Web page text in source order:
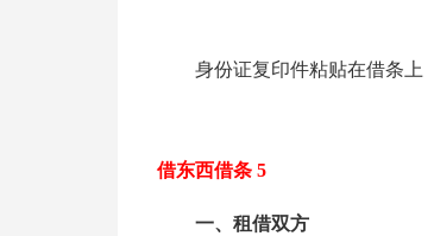
身份证复印件粘贴在借条上
借东西借条 5
一、租借双方